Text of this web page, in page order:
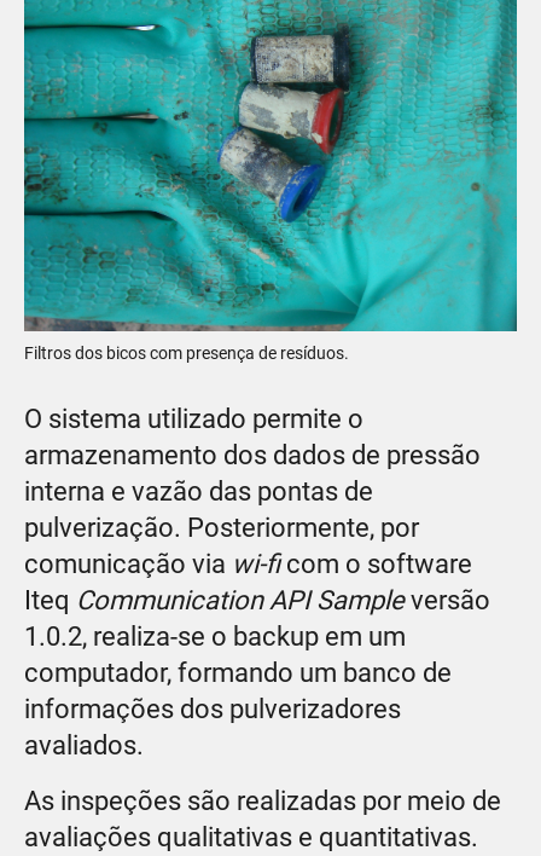
Filtros dos bicos com presença de resíduos.
O sistema utilizado permite o
armazenamento dos dados de pressão
interna e vazão das pontas de
pulverização. Posteriormente, por
comunicação via wi-ficom o software
Iteq Communication API Sampleversão
1.0.2, realiza-se o backup em um
computador, formando um banco de
informações dos pulverizadores
avaliados.
As inspeções são realizadas por meio de
avaliações qualitativas e quantitativas.